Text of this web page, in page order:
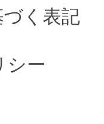
く表記
シー